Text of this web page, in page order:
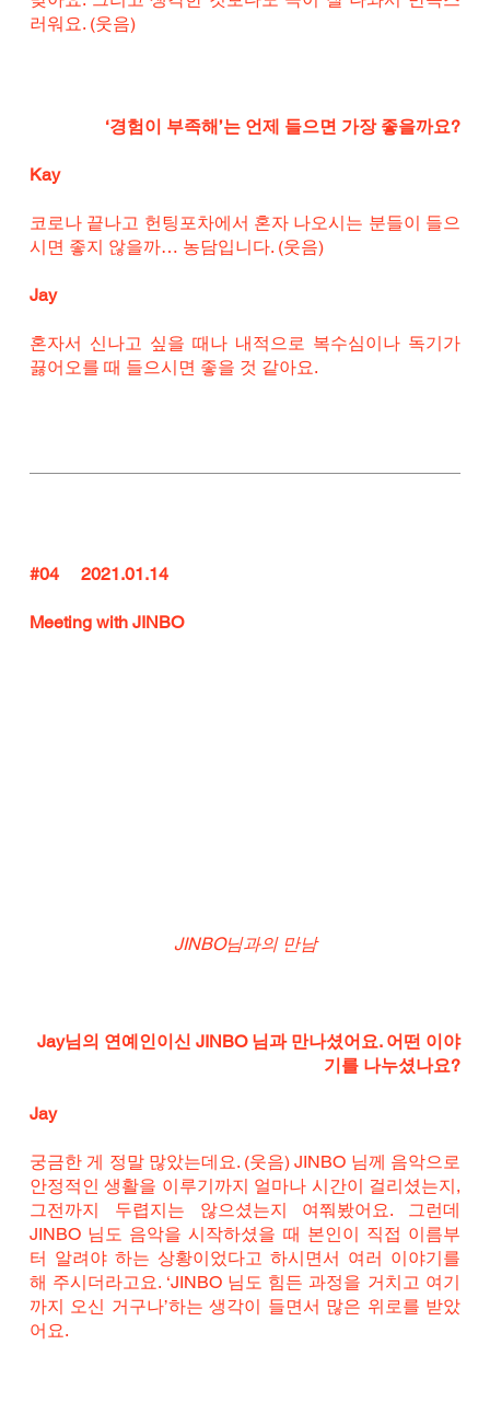
러워요. (웃음)
‘경험이 부족해’는 언제 들으면 가장 좋을까요?
Kay
코로나 끝나고 헌팅포차에서 혼자 나오시는 분들이 들으
시면 좋지 않을까… 농담입니다. (웃음)
Jay
혼자서 신나고 싶을 때나 내적으로 복수심이나 독기가
끓어오를 때 들으시면 좋을 것 같아요.
#04
     2021.01.14
Meeting with JINBO
JINBO님과의 만남
Jay님의 연예인이신 JINBO 님과 만나셨어요. 어떤 이야
기를 나누셨나요?
Jay
궁금한 게 정말 많았는데요. (웃음) JINBO 님께 음악으로
안정적인 생활을 이루기까지 얼마나 시간이 걸리셨는지,
그전까지 두렵지는 않으셨는지 여쭤봤어요. 그런데
JINBO 님도 음악을 시작하셨을 때 본인이 직접 이름부
터 알려야 하는 상황이었다고 하시면서 여러 이야기를
해 주시더라고요. ‘JINBO 님도 힘든 과정을 거치고 여기
까지 오신 거구나’하는 생각이 들면서 많은 위로를 받았
어요.